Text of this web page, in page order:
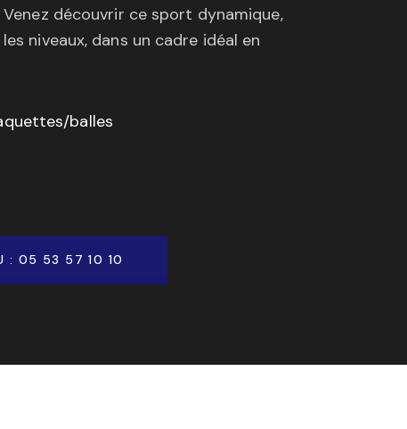
découvrir ce sport dynamique,
niveaux, dans un cadre idéal en
balles
: 05 53 57 10 10